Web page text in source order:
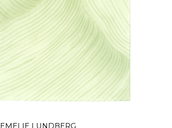
EMELIE LUNDBERG